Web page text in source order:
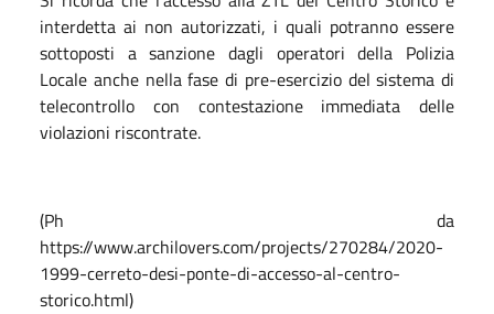
interdetta ai non autorizzati, i quali potranno essere
sottoposti a sanzione dagli operatori della Polizia
Locale anche nella fase di pre-esercizio del sistema di
telecontrollo con contestazione immediata delle
violazioni riscontrate.
(Ph da
https://www.archilovers.com/projects/270284/2020-
1999-cerreto-desi-ponte-di-accesso-al-centro-
storico.html)